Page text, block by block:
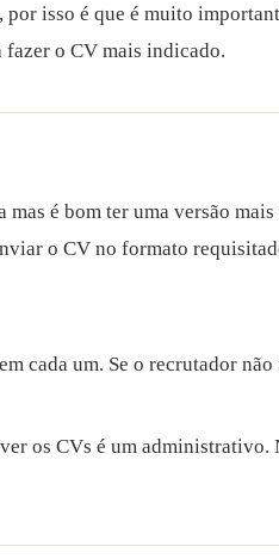
isso é que é muito
fazer o CV mais indicado.
é bom ter uma versão
o CV no formato
cada um. Se o recrutador
os CVs é um